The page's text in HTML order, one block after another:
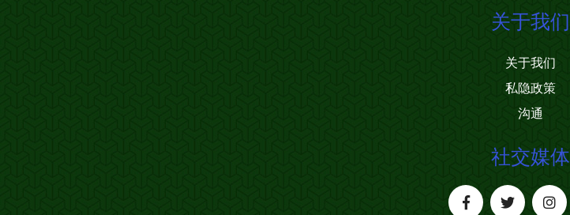
关于我们
关于我们
私隐政策
沟通
社交媒体